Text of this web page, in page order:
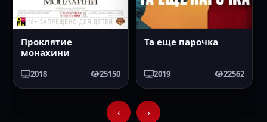
Проклятие
монахини
2018 25150
Та еще парочка
2019 22562
‹ ›